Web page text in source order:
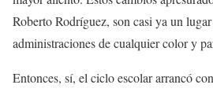
Roberto Rodríguez, son casi ya un
administraciones de cualquier color y
Entonces, sí, el ciclo escolar arrancó